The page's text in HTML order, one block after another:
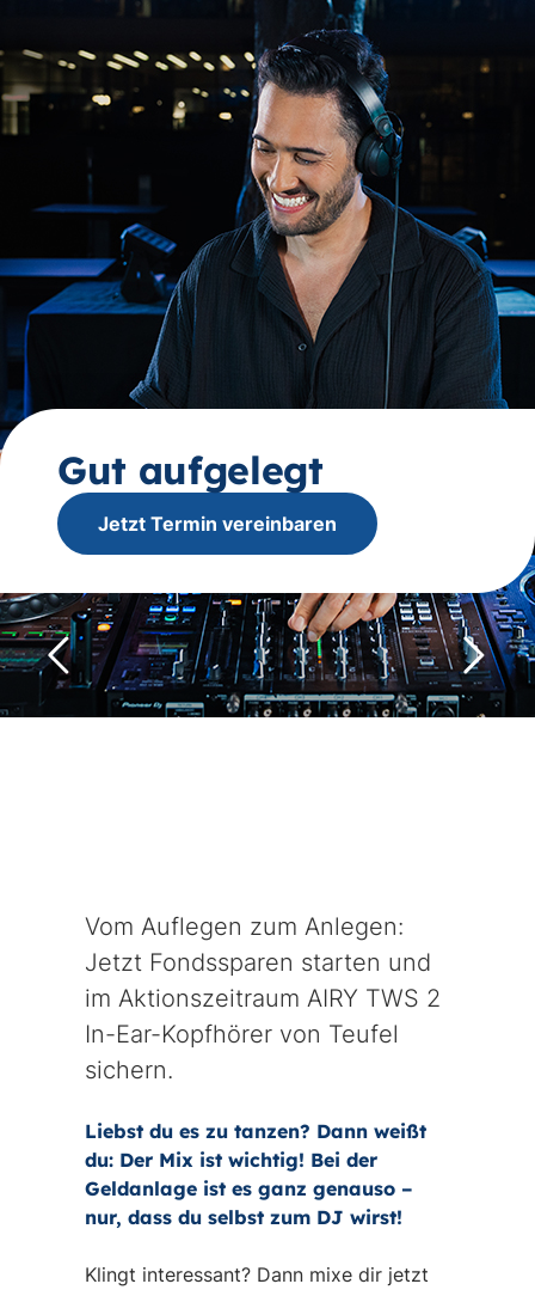
Gut aufgelegt
Jetzt Termin vereinbaren
Rückwärts
Vom Auflegen zum Anlegen:
Jetzt Fondssparen starten und
im Aktionszeitraum AIRY TWS 2
In-Ear-Kopfhörer von Teufel
sichern.
Liebst du es zu tanzen? Dann weißt
du: Der Mix ist wichtig! Bei der
Geldanlage ist es ganz genauso –
nur, dass du selbst zum DJ wirst!
Klingt interessant? Dann mixe dir jetzt